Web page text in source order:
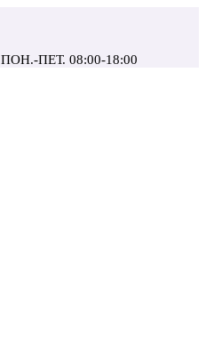
ПОН.-ПЕТ. 08:00-18:00